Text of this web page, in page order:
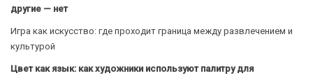
другие — нет
Игра как искусство: где проходит граница между развлечением и
культурой
Цвет как язык: как художники используют палитру для